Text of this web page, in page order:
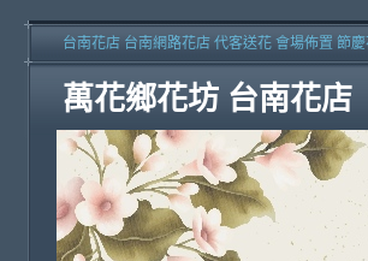
萬花鄉花坊 台南花店
台南花店 台南網路花店 代客送花 會場佈置 節